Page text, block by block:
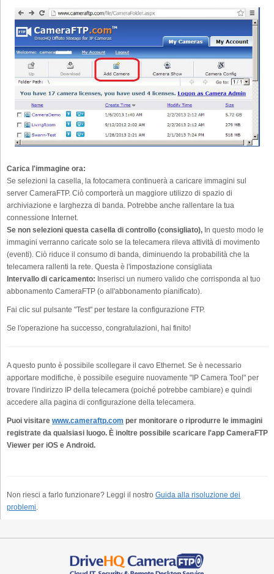
Carica l'immagine ora:
Se selezioni la casella, la fotocamera continuerà a caricare immagini sul
server CameraFTP. Ciò comporterà un maggiore utilizzo di spazio di
archiviazione e larghezza di banda. Potrebbe anche rallentare la tua
connessione Internet.
Se non selezioni questa casella di controllo (consigliato), In questo modo le
immagini verranno caricate solo se la telecamera rileva attività di movimento
(eventi). Ciò riduce il consumo di banda, diminuendo la probabilità che la
telecamera rallenti la rete. Questa è l'impostazione consigliata
Intervallo di caricamento: Inserisci un numero valido che corrisponda al tuo
abbonamento CameraFTP (o all'abbonamento pianificato).
Fai clic sul pulsante "Test" per testare la configurazione FTP.
Se l'operazione ha successo, congratulazioni, hai finito!
A questo punto è possibile scollegare il cavo Ethernet. Se è necessario
apportare modifiche, è possibile eseguire nuovamente "IP Camera Tool" per
trovare l'indirizzo IP della telecamera (poiché potrebbe cambiare) e quindi
accedere alla pagina di configurazione della telecamera.
Puoi visitare www.cameraftp.com per monitorare o riprodurre le immagini
registrate da qualsiasi luogo. È inoltre possibile scaricare l'app CameraFTP
Viewer per iOS e Android.
Non riesci a farlo funzionare? Leggi il nostro Guida alla risoluzione dei
problemi.